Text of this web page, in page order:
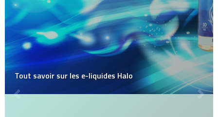
Tout savoir sur les e-liquides Halo